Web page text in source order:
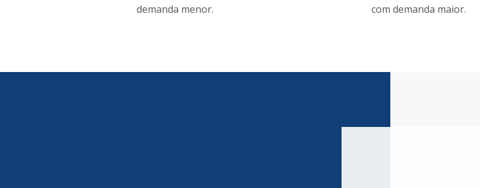
demanda menor.
com demanda maior.